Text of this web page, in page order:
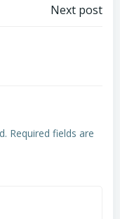
Next post
Required fields are